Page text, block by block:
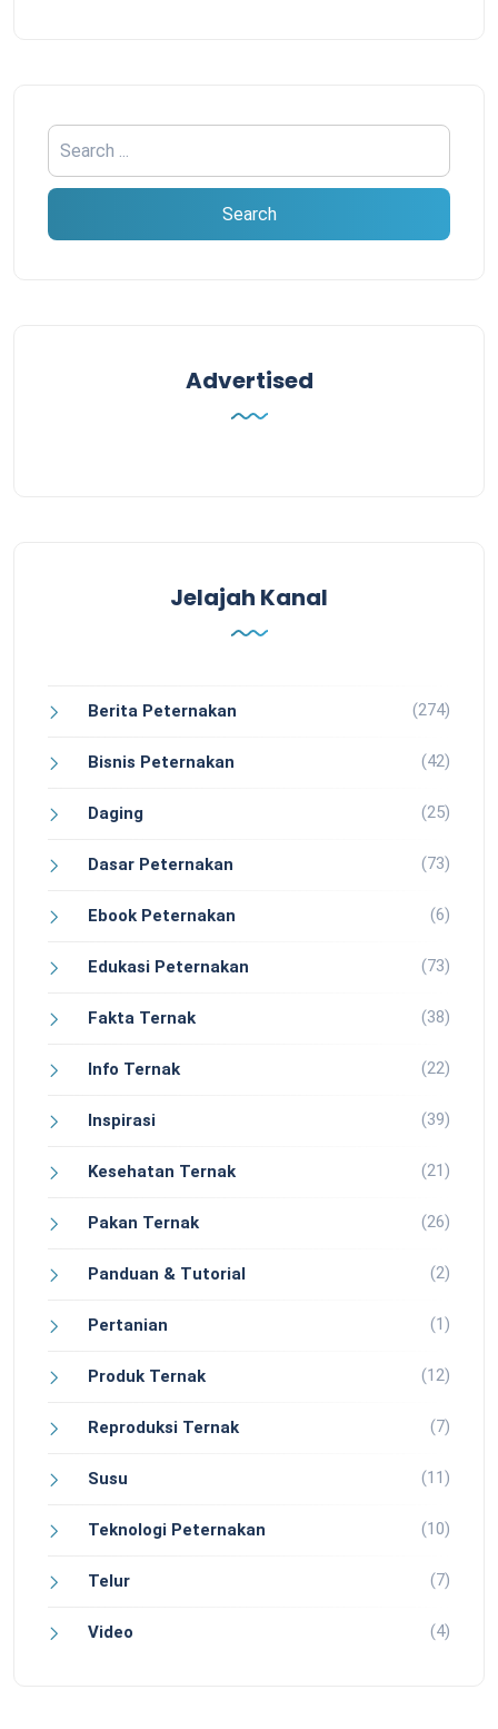
Advertised
Jelajah Kanal
Berita Peternakan (274)
Bisnis Peternakan (42)
Daging (25)
Dasar Peternakan (73)
Ebook Peternakan (6)
Edukasi Peternakan (73)
Fakta Ternak (38)
Info Ternak (22)
Inspirasi (39)
Kesehatan Ternak (21)
Pakan Ternak (26)
Panduan & Tutorial (2)
Pertanian (1)
Produk Ternak (12)
Reproduksi Ternak (7)
Susu (11)
Teknologi Peternakan (10)
Telur (7)
Video (4)